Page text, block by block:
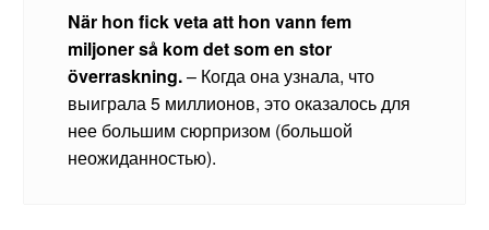
När hon fick veta att hon vann fem
miljoner så kom det som en stor
överraskning.– Когда она узнала, что
выиграла 5 миллионов, это оказалось для
нее большим сюрпризом (большой
неожиданностью).